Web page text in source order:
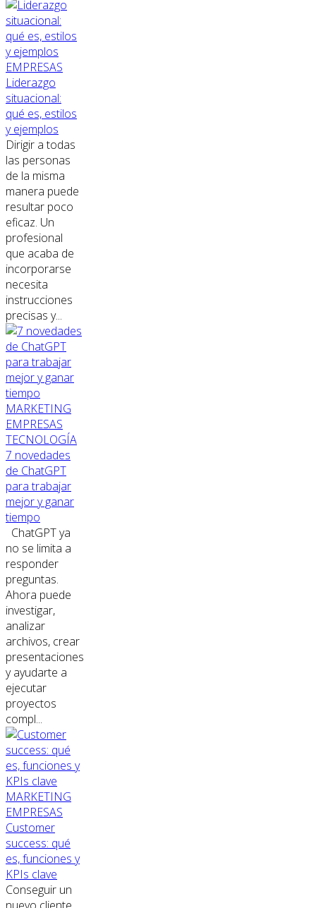
EMPRESAS
Liderazgo
situacional:
qué es, estilos
y ejemplos
Dirigir a todas
las personas
de la misma
manera puede
resultar poco
eficaz. Un
profesional
que acaba de
incorporarse
necesita
instrucciones
precisas y...
MARKETING
EMPRESAS
TECNOLOGÍA
7 novedades
de ChatGPT
para trabajar
mejor y ganar
tiempo
ChatGPT ya
no se limita a
responder
preguntas.
Ahora puede
investigar,
analizar
archivos, crear
presentaciones
y ayudarte a
ejecutar
proyectos
compl...
MARKETING
EMPRESAS
Customer
success: qué
es, funciones y
KPIs clave
Conseguir un
nuevo cliente